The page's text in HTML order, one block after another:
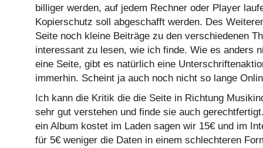
billiger werden, auf jedem Rechner oder Player
Kopierschutz soll abgeschafft werden. Des
Seite noch kleine Beiträge zu den verschiedenen
interessant zu lesen, wie ich finde. Wie es anders
eine Seite, gibt es natürlich eine
immerhin. Scheint ja auch noch nicht so lange
Ich kann die Kritik die die Seite in Richtung
sehr gut verstehen und finde sie auch
ein Album kostet im Laden sagen wir 15€ und im
für 5€ weniger die Daten in einem schlechteren